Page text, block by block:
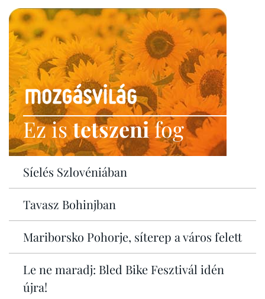
Ez istetszenifog
Síelés Szlovéniában
Tavasz Bohinjban
Mariborsko Pohorje, síterep a város felett
Le ne maradj: Bled Bike Fesztivál idén
újra!